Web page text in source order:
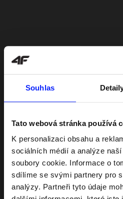
Souhlas
Tato webová stránka používá
K personalizaci obsahu a
sociálních médií a analýze
soubory cookie. Informace o
sdílíme se svými partnery pro
analýzy. Partneři tyto údaje